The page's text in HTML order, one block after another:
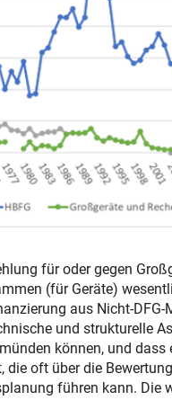
für oder gegen
(für Geräte)
aus Nicht-
und strukturelle
können, und
oft über die
führen kann.